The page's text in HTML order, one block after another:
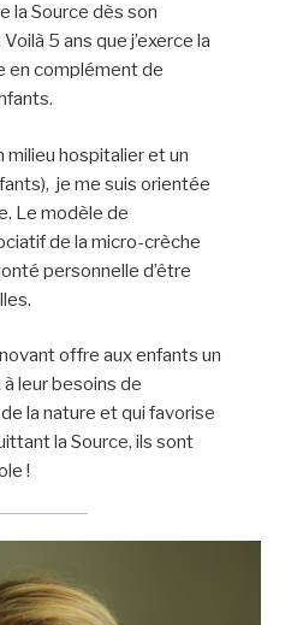
la Source dès son
5 ans que j’exerce la
en complément de
hospitalier et un
je me suis orientée
Le modèle de
de la micro-crèche
personnelle d’être
offre aux enfants un
leur besoins de
la nature et qui favorise
la Source, ils sont
!